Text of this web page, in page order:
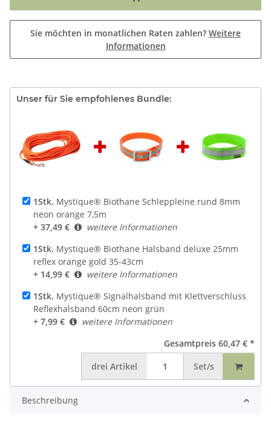
Sie möchten in monatlichen Raten zahlen? Weitere
Informationen
Unser für Sie empfohlenes Bundle:
1Stk. Mystique® Biothane Schleppleine rund 8mm
neon orange 7,5m
+ 37,49 €
weitere Informationen
1Stk. Mystique® Biothane Halsband deluxe 25mm
reflex orange gold 35-43cm
+ 14,99 €
weitere Informationen
1Stk. Mystique® Signalhalsband mit Klettverschluss
Reflexhalsband 60cm neon grün
+ 7,99 €
weitere Informationen
Gesamtpreis 60,47 € *
drei Artikel Set/s
Beschreibung